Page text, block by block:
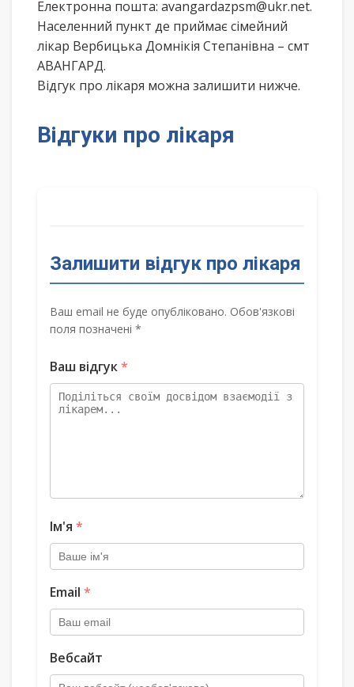
Електронна пошта: avangardazpsm@ukr.net.
Населенний пункт де приймає сімейний
лікар Вербицька Домнікія Степанівна – смт
АВАНГАРД.
Відгук про лікаря можна залишити нижче.
Відгуки про лікаря
Залишити відгук про лікаря
Ваш email не буде опубліковано. Обов'язкові
поля позначені *
Ваш відгук*
Ім'я *
Email *
Вебсайт